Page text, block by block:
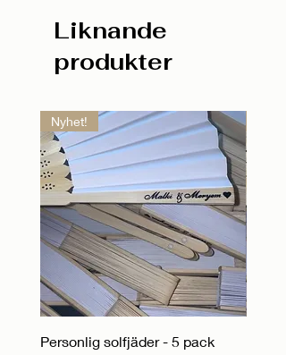
Liknande
produkter
Nyhet!
Personlig solfjäder - 5 pack